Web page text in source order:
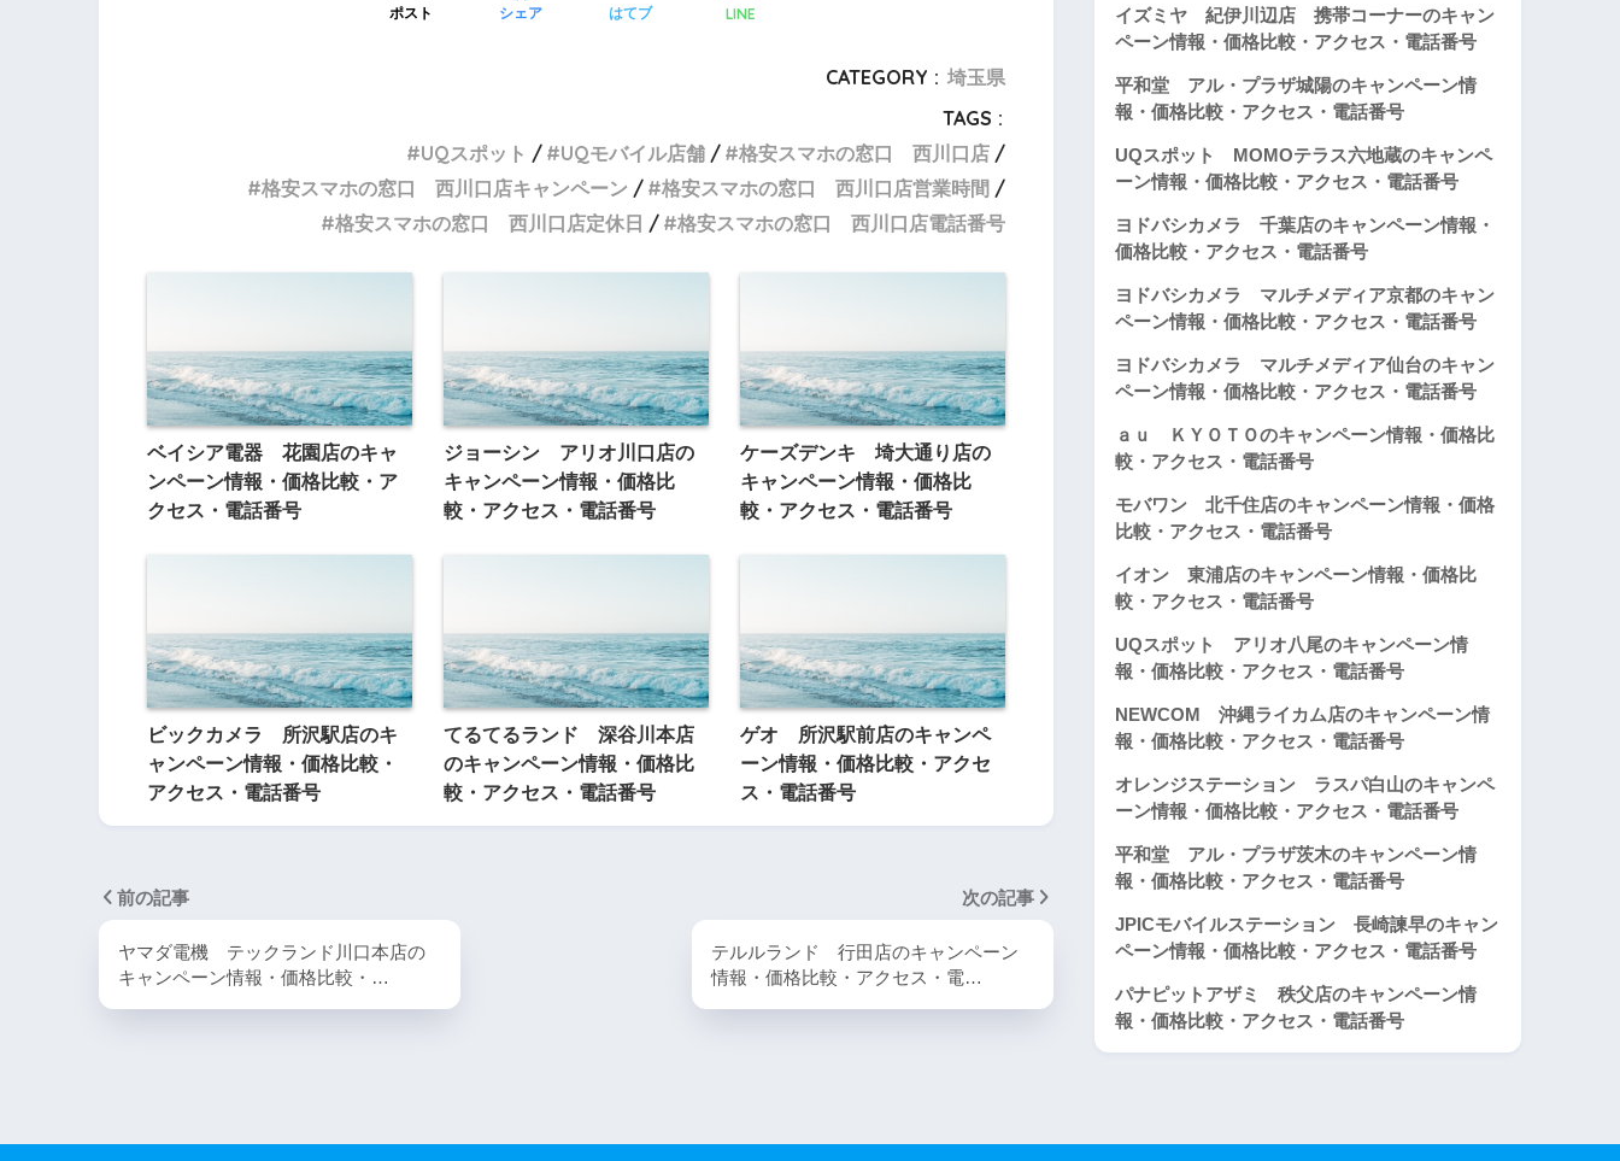
ポスト シェア はてブ LINE
CATEGORY : 埼玉県
TAGS :
UQスポット
UQモバイル店舗
格安スマホの窓口 西川口店
格安スマホの窓口 西川口店キャンペーン
格安スマホの窓口 西川口店営業時間
格安スマホの窓口 西川口店定休日
格安スマホの窓口 西川口店電話番号
ベイシア電器 花園店のキャ
ンペーン情報・価格比較・ア
クセス・電話番号
ジョーシン アリオ川口店の
キャンペーン情報・価格比
較・アクセス・電話番号
ケーズデンキ 埼大通り店の
キャンペーン情報・価格比
較・アクセス・電話番号
ビックカメラ 所沢駅店のキ
ャンペーン情報・価格比較・
アクセス・電話番号
てるてるランド 深谷川本店
のキャンペーン情報・価格比
較・アクセス・電話番号
ゲオ 所沢駅前店のキャンペ
ーン情報・価格比較・アクセ
ス・電話番号
前の記事
ヤマダ電機 テックランド川口本店の
キャンペーン情報・価格比較・…
次の記事
テルルランド 行田店のキャンペーン
情報・価格比較・アクセス・電…
イズミヤ 紀伊川辺店 携帯コーナーのキャン
ペーン情報・価格比較・アクセス・電話番号
平和堂 アル・プラザ城陽のキャンペーン情
報・価格比較・アクセス・電話番号
UQスポット MOMOテラス六地蔵のキャンペ
ーン情報・価格比較・アクセス・電話番号
ヨドバシカメラ 千葉店のキャンペーン情報・
価格比較・アクセス・電話番号
ヨドバシカメラ マルチメディア京都のキャン
ペーン情報・価格比較・アクセス・電話番号
ヨドバシカメラ マルチメディア仙台のキャン
ペーン情報・価格比較・アクセス・電話番号
ａｕ ＫＹＯＴＯのキャンペーン情報・価格比
較・アクセス・電話番号
モバワン 北千住店のキャンペーン情報・価格
比較・アクセス・電話番号
イオン 東浦店のキャンペーン情報・価格比
較・アクセス・電話番号
UQスポット アリオ八尾のキャンペーン情
報・価格比較・アクセス・電話番号
NEWCOM 沖縄ライカム店のキャンペーン情
報・価格比較・アクセス・電話番号
オレンジステーション ラスパ白山のキャンペ
ーン情報・価格比較・アクセス・電話番号
平和堂 アル・プラザ茨木のキャンペーン情
報・価格比較・アクセス・電話番号
JPICモバイルステーション 長崎諫早のキャン
ペーン情報・価格比較・アクセス・電話番号
パナピットアザミ 秩父店のキャンペーン情
報・価格比較・アクセス・電話番号